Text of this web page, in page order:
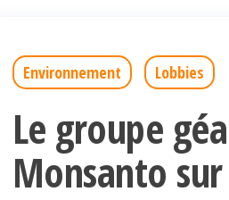
Environnement Lobbies
Le groupe
Monsanto